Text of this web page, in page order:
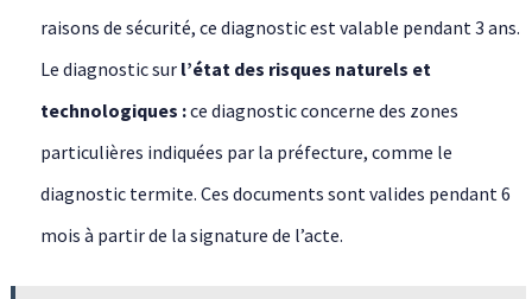
raisons de sécurité, ce diagnostic est valable pendant 3 ans.
Le diagnostic sur l’état des risques naturels et
technologiques :ce diagnostic concerne des zones
particulières indiquées par la préfecture, comme le
diagnostic termite. Ces documents sont valides pendant 6
mois à partir de la signature de l’acte.